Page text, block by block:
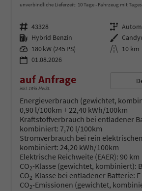
unverbindliche Lieferzeit: 10 Tage Fahrzeug mit
Fahrzeugnr. 43328 Getriebe
Kraftstoff Hybrid Benzin Außenfarbe
Leistung 180 kW (245 PS) Kilometerstand 10 km
01.08.2026
auf Anfrage
inkl. 19% MwSt.
Energieverbrauch (gewichtet,
0,90 l/100km + 22,40 kWh/100km
Kraftstoffverbrauch bei entladener
kombiniert: 7,70 l/100km
Stromverbrauch bei rein
kombiniert: 24,20 kWh/100km
Elektrische Reichweite (EAER): 90 km
CO2-Klasse (gewichtet, kombiniert): B
CO2-Klasse bei entladener Batterie: F
CO2-Emissionen (gewichtet,